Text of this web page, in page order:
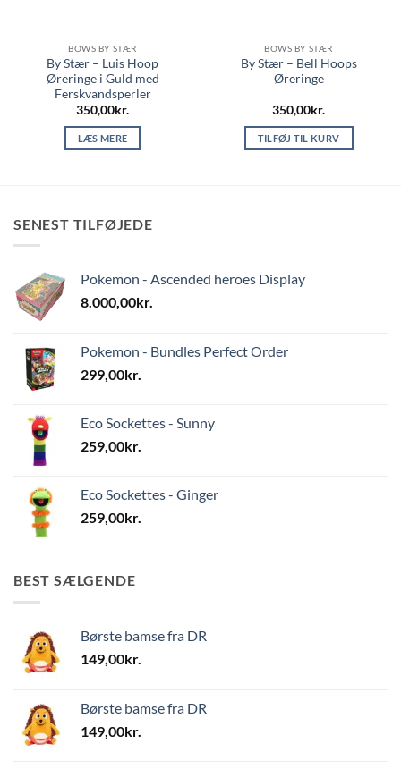
BOWS BY STÆR
By Stær – Luis Hoop
Øreringe i Guld med
Ferskvandsperler
350,00kr.
LÆS MERE
BOWS BY STÆR
By Stær – Bell Hoops
Øreringe
350,00kr.
TILFØJ TIL KURV
SENEST TILFØJEDE
Pokemon - Ascended heroes Display
8.000,00kr.
Pokemon - Bundles Perfect Order
299,00kr.
Eco Sockettes - Sunny
259,00kr.
Eco Sockettes - Ginger
259,00kr.
BEST SÆLGENDE
Børste bamse fra DR
149,00kr.
Børste bamse fra DR
149,00kr.